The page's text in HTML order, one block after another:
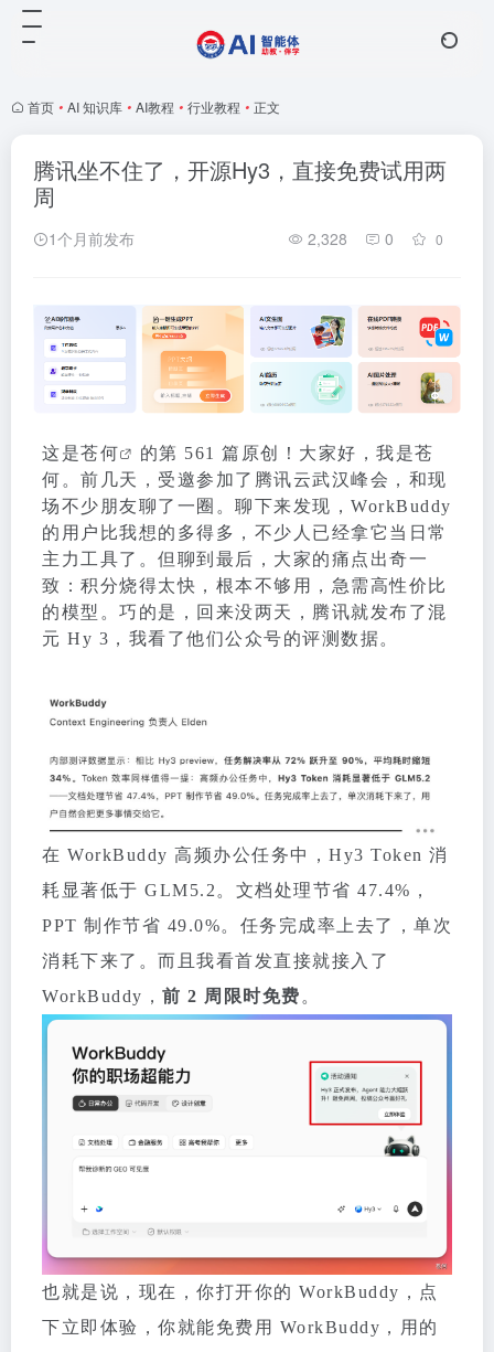
首页 • AI 知识库 • AI教程 • 行业教程 • 正文
腾讯坐不住了，开源Hy3，直接免费试用两
周
1个月前发布 2,328 0 0
这是苍何
的第 561 篇原创！大家好，我是苍
何。前几天，受邀参加了腾讯云武汉峰会，和现
场不少朋友聊了一圈。聊下来发现，WorkBuddy
的用户比我想的多得多，不少人已经拿它当日常
主力工具了。但聊到最后，大家的痛点出奇一
致：积分烧得太快，根本不够用，急需高性价比
的模型。巧的是，回来没两天，腾讯就发布了混
元 Hy 3，我看了他们公众号的评测数据。
在 WorkBuddy 高频办公任务中，Hy3 Token 消
耗显著低于 GLM5.2。文档处理节省 47.4%，
PPT 制作节省 49.0%。任务完成率上去了，单次
消耗下来了。而且我看首发直接就接入了
WorkBuddy， 前 2 周限时免费。
也就是说，现在，你打开你的 WorkBuddy，点
下立即体验，你就能免费用 WorkBuddy，用的